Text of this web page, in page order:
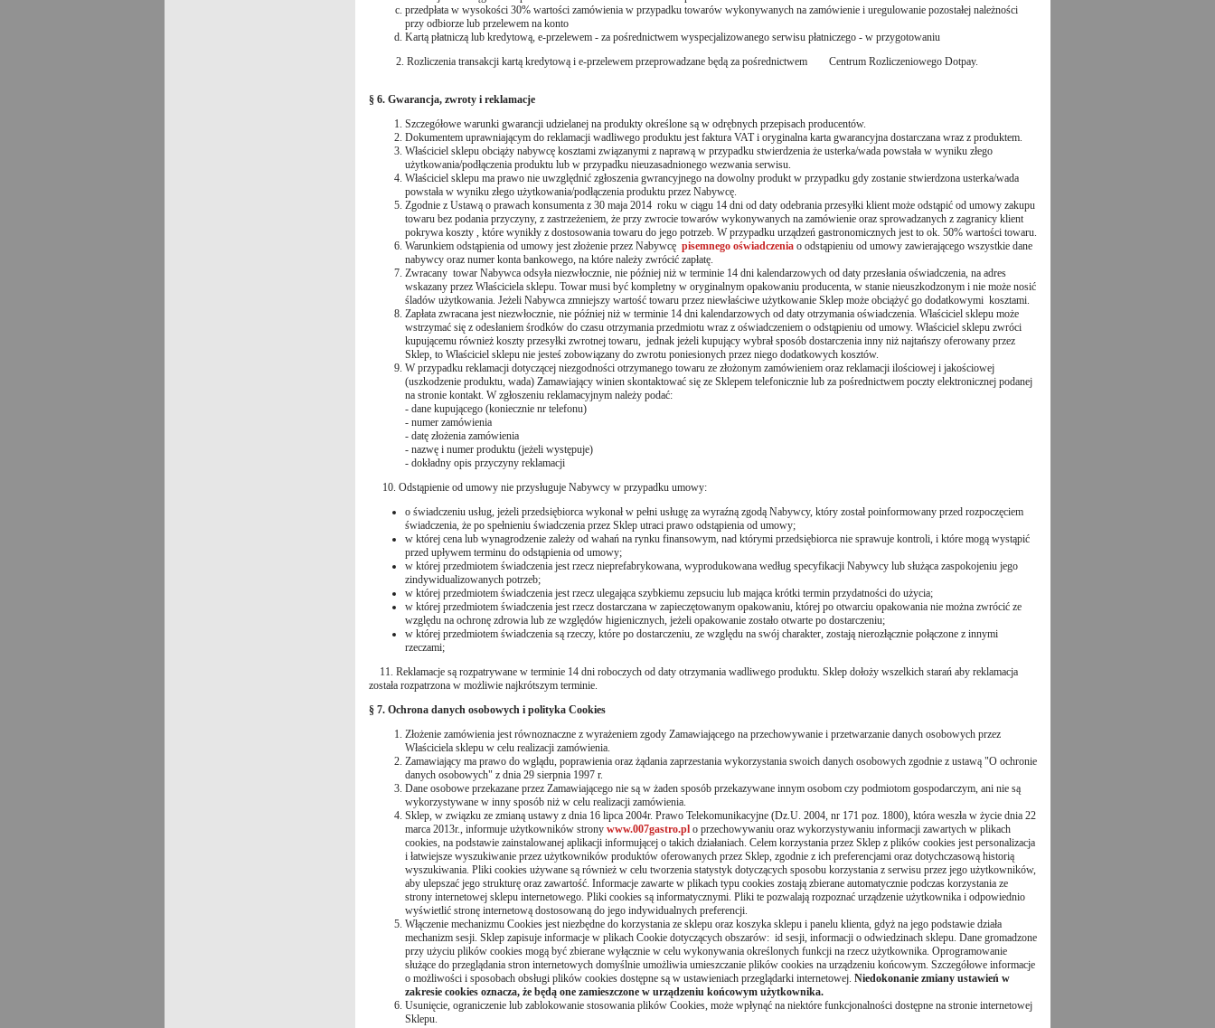
przedpłata w wysokości 30% wartości zamówienia w przypadku towarów wykonywanych na zamówienie i uregulowanie pozostałej należności
przy odbiorze lub przelewem na konto
Kartą płatniczą lub kredytową, e-przelewem - za pośrednictwem wyspecjalizowanego serwisu płatniczego - w przygotowaniu
2. Rozliczenia transakcji kartą kredytową i e-przelewem przeprowadzane będą za pośrednictwem Centrum Rozliczeniowego Dotpay.
§ 6. Gwarancja, zwroty i reklamacje
Szczegółowe warunki gwarancji udzielanej na produkty określone są w odrębnych przepisach producentów.
Dokumentem uprawniającym do reklamacji wadliwego produktu jest faktura VAT i oryginalna karta gwarancyjna dostarczana wraz z produktem.
Właściciel sklepu obciąży nabywcę kosztami związanymi z naprawą w przypadku stwierdzenia że usterka/wada powstała w wyniku złego
użytkowania/podłączenia produktu lub w przypadku nieuzasadnionego wezwania serwisu.
Właściciel sklepu ma prawo nie uwzględnić zgłoszenia gwrancyjnego na dowolny produkt w przypadku gdy zostanie stwierdzona usterka/wada
powstała w wyniku złego użytkowania/podłączenia produktu przez Nabywcę.
Zgodnie z Ustawą o prawach konsumenta z 30 maja 2014 roku w ciągu 14 dni od daty odebrania przesyłki klient może odstąpić od umowy zakupu
towaru bez podania przyczyny, z zastrzeżeniem, że przy zwrocie towarów wykonywanych na zamówienie oraz sprowadzanych z zagranicy klient
pokrywa koszty , które wynikły z dostosowania towaru do jego potrzeb. W przypadku urządzeń gastronomicznych jest to ok. 50% wartości towaru.
Warunkiem odstąpienia od umowy jest złożenie przez Nabywcę pisemnego oświadczenia o odstąpieniu od umowy zawierającego wszystkie dane
nabywcy oraz numer konta bankowego, na które należy zwrócić zapłatę.
Zwracany towar Nabywca odsyła niezwłocznie, nie później niż w terminie 14 dni kalendarzowych od daty przesłania oświadczenia, na adres
wskazany przez Właściciela sklepu. Towar musi być kompletny w oryginalnym opakowaniu producenta, w stanie nieuszkodzonym i nie może nosić
śladów użytkowania. Jeżeli Nabywca zmniejszy wartość towaru przez niewłaściwe użytkowanie Sklep może obciążyć go dodatkowymi kosztami.
Zapłata zwracana jestniezwłocznie, nie później niż w terminie 14 dni kalendarzowych od daty otrzymania oświadczenia. Właściciel sklepu może
wstrzymać się z odesłaniem środków do czasu otrzymania przedmiotu wraz z oświadczeniem o odstąpieniu od umowy. Właściciel sklepu zwróci
kupującemu również koszty przesyłki zwrotnej towaru, jednak jeżeli kupujący wybrał sposób dostarczenia inny niż najtańszy oferowany przez
Sklep, to Właściciel sklepu nie jesteś zobowiązany do zwrotu poniesionych przez niego dodatkowych kosztów.
W przypadku reklamacji dotyczącej niezgodności otrzymanego towaru ze złożonym zamówieniem oraz reklamacji ilościowej i jakościowej
(uszkodzenie produktu, wada) Zamawiający winien skontaktować się ze Sklepem telefonicznie lub za pośrednictwem poczty elektronicznej podanej
na stronie kontakt. W zgłoszeniu reklamacyjnym należy podać:
- dane kupującego (koniecznie nr telefonu)
- numer zamówienia
- datę złożenia zamówienia
- nazwę i numer produktu (jeżeli występuje)
- dokładny opis przyczyny reklamacji
10. Odstąpienie od umowy nie przysługuje Nabywcy w przypadku umowy:
o świadczeniu usług, jeżeli przedsiębiorca wykonał w pełni usługę za wyraźną zgodą Nabywcy, który został poinformowany przed rozpoczęciem
świadczenia, że po spełnieniu świadczenia przez Sklep utraci prawo odstąpienia od umowy;
w której cena lub wynagrodzenie zależy od wahań na rynku finansowym, nad którymi przedsiębiorca nie sprawuje kontroli, i które mogą wystąpić
przed upływem terminu do odstąpienia od umowy;
w której przedmiotem świadczenia jest rzecz nieprefabrykowana, wyprodukowana według specyfikacji Nabywcy lub służąca zaspokojeniu jego
zindywidualizowanych potrzeb;
w której przedmiotem świadczenia jest rzecz ulegająca szybkiemu zepsuciu lub mająca krótki termin przydatności do użycia;
w której przedmiotem świadczenia jest rzecz dostarczana w zapieczętowanym opakowaniu, której po otwarciu opakowania nie można zwrócić ze
względu na ochronę zdrowia lub ze względów higienicznych, jeżeli opakowanie zostało otwarte po dostarczeniu;
w której przedmiotem świadczenia są rzeczy, które po dostarczeniu, ze względu na swój charakter, zostają nierozłącznie połączone z innymi
rzeczami;
11. Reklamacje są rozpatrywane w terminie 14 dni roboczych od daty otrzymania wadliwego produktu. Sklep dołoży wszelkich starań aby reklamacja
została rozpatrzona w możliwie najkrótszym terminie.
§ 7. Ochrona danych osobowych i polityka Cookies
Złożenie zamówienia jest równoznaczne z wyrażeniem zgody Zamawiającego na przechowywanie i przetwarzanie danych osobowych przez
Właściciela sklepu w celu realizacji zamówienia.
Zamawiający ma prawo do wglądu, poprawienia oraz żądania zaprzestania wykorzystania swoich danych osobowych zgodnie z ustawą "O ochronie
danych osobowych" z dnia 29 sierpnia 1997 r.
Dane osobowe przekazane przez Zamawiającego nie są w żaden sposób przekazywane innym osobom czy podmiotom gospodarczym, ani nie są
wykorzystywane w inny sposób niż w celu realizacji zamówienia.
Sklep, w związku ze zmianą ustawy z dnia 16 lipca 2004r. Prawo Telekomunikacyjne (Dz.U. 2004, nr 171 poz. 1800), która weszła w życie dnia 22
marca 2013r., informuje użytkowników strony www.007gastro.pl o przechowywaniu oraz wykorzystywaniu informacji zawartych w plikach
cookies, na podstawie zainstalowanej aplikacji informującej o takich działaniach. Celem korzystania przez Sklep z plików cookies jest personalizacja
i łatwiejsze wyszukiwanie przez użytkowników produktów oferowanych przez Sklep, zgodnie z ich preferencjami oraz dotychczasową historią
wyszukiwania. Pliki cookies używane są również w celu tworzenia statystyk dotyczących sposobu korzystania z serwisu przez jego użytkowników,
aby ulepszać jego strukturę oraz zawartość. Informacje zawarte w plikach typu cookies zostają zbierane automatycznie podczas korzystania ze
strony internetowej sklepu internetowego. Pliki cookies są informatycznymi. Pliki te pozwalają rozpoznać urządzenie użytkownika i odpowiednio
wyświetlić stronę internetową dostosowaną do jego indywidualnych preferencji.
Włączenie mechanizmu Cookies jest niezbędne do korzystania ze sklepu oraz koszyka sklepu i panelu klienta, gdyż na jego podstawie działa
mechanizm sesji. Sklep zapisuje informacje w plikach Cookie dotyczących obszarów: id sesji, informacji o odwiedzinach sklepu. Dane gromadzone
przy użyciu plików cookies mogą być zbierane wyłącznie w celu wykonywania określonych funkcji na rzecz użytkownika. Oprogramowanie
służące do przeglądania stron internetowych domyślnie umożliwia umieszczanie plików cookies na urządzeniu końcowym. Szczegółowe informacje
o możliwości i sposobach obsługi plików cookies dostępne są w ustawieniach przeglądarki internetowej. Niedokonanie zmiany ustawień w
zakresie cookies oznacza, że będą one zamieszczone w urządzeniu końcowym użytkownika.
Usunięcie, ograniczenie lub zablokowanie stosowania plików Cookies, może wpłynąć na niektóre funkcjonalności dostępne na stronie internetowej
Sklepu.